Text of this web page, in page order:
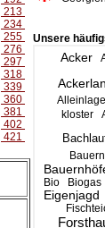
Unsere
Acker
kloster
Bio
Biogas
Eigenjagd
213
234
255
276
297
318
339
360
381
402
421